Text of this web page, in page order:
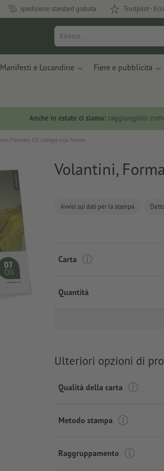
spedizione standard gratuita Trustpilot -
Manifesti e Locandine Fiere e pubblicità
Anche in estate ci siamo: raggiungibili
Formato CD, stampa solo fronte
Volantini,
Avvisi sui dati per la stampa
Carta
Quantità
Ulteriori opzioni di
Qualità della carta
Metodo stampa
Raggruppamento